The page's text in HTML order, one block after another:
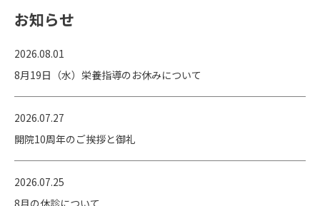
お知らせ
2026.08.01
8月19日（水）栄養指導のお休みについて
2026.07.27
開院10周年のご挨拶と御礼
2026.07.25
8月の休診について